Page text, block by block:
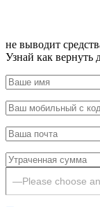
не выводит
Узнай как вернуть